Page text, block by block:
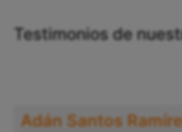
Testimonios de
Adán Santos